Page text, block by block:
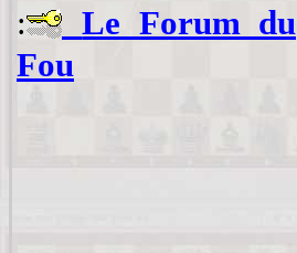
:
Le Forum du
Fou